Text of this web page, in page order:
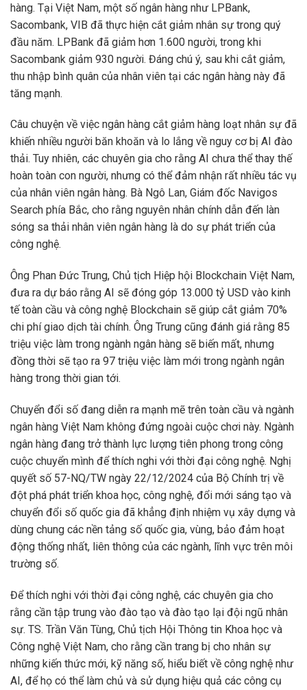
hàng. Tại Việt Nam, một số ngân hàng như LPBank,
Sacombank, VIB đã thực hiện cắt giảm nhân sự trong quý
đầu năm. LPBank đã giảm hơn 1.600 người, trong khi
Sacombank giảm 930 người. Đáng chú ý, sau khi cắt giảm,
thu nhập bình quân của nhân viên tại các ngân hàng này đã
tăng mạnh.
Câu chuyện về việc ngân hàng cắt giảm hàng loạt nhân sự đã
khiến nhiều người băn khoăn và lo lắng về nguy cơ bị AI đào
thải. Tuy nhiên, các chuyên gia cho rằng AI chưa thể thay thế
hoàn toàn con người, nhưng có thể đảm nhận rất nhiều tác vụ
của nhân viên ngân hàng. Bà Ngô Lan, Giám đốc Navigos
Search phía Bắc, cho rằng nguyên nhân chính dẫn đến làn
sóng sa thải nhân viên ngân hàng là do sự phát triển của
công nghệ.
Ông Phan Đức Trung, Chủ tịch Hiệp hội Blockchain Việt Nam,
đưa ra dự báo rằng AI sẽ đóng góp 13.000 tỷ USD vào kinh
tế toàn cầu và công nghệ Blockchain sẽ giúp cắt giảm 70%
chi phí giao dịch tài chính. Ông Trung cũng đánh giá rằng 85
triệu việc làm trong ngành ngân hàng sẽ biến mất, nhưng
đồng thời sẽ tạo ra 97 triệu việc làm mới trong ngành ngân
hàng trong thời gian tới.
Chuyển đổi số đang diễn ra mạnh mẽ trên toàn cầu và ngành
ngân hàng Việt Nam không đứng ngoài cuộc chơi này. Ngành
ngân hàng đang trở thành lực lượng tiên phong trong công
cuộc chuyển mình để thích nghi với thời đại công nghệ. Nghị
quyết số 57-NQ/TW ngày 22/12/2024 của Bộ Chính trị về
đột phá phát triển khoa học, công nghệ, đổi mới sáng tạo và
chuyển đổi số quốc gia đã khẳng định nhiệm vụ xây dựng và
dùng chung các nền tảng số quốc gia, vùng, bảo đảm hoạt
động thống nhất, liên thông của các ngành, lĩnh vực trên môi
trường số.
Để thích nghi với thời đại công nghệ, các chuyên gia cho
rằng cần tập trung vào đào tạo và đào tạo lại đội ngũ nhân
sự. TS. Trần Văn Tùng, Chủ tịch Hội Thông tin Khoa học và
Công nghệ Việt Nam, cho rằng cần trang bị cho nhân sự
những kiến thức mới, kỹ năng số, hiểu biết về công nghệ như
AI, để họ có thể làm chủ và sử dụng hiệu quả các công cụ